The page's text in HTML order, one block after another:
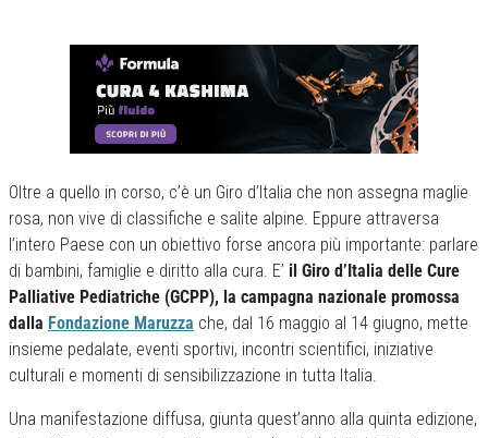
Oltre a quello in corso, c’è un Giro d’Italia che non assegna maglie
rosa, non vive di classifiche e salite alpine. Eppure attraversa
l’intero Paese con un obiettivo forse ancora più importante: parlare
di bambini, famiglie e diritto alla cura. E’ il Giro d’Italia delle Cure
Palliative Pediatriche (GCPP), la campagna nazionale promossa
dalla Fondazione Maruzza che, dal 16 maggio al 14 giugno, mette
insieme pedalate, eventi sportivi, incontri scientifici, iniziative
culturali e momenti di sensibilizzazione in tutta Italia.
Una manifestazione diffusa, giunta quest’anno alla quinta edizione,